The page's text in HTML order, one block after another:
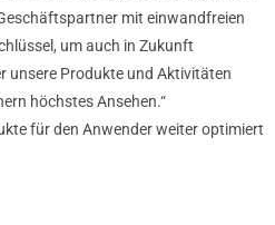
mit einwandfreien
um auch in Zukunft
unsere Produkte und Aktivitäten
höchstes Ansehen.“
für den Anwender weiter optimiert